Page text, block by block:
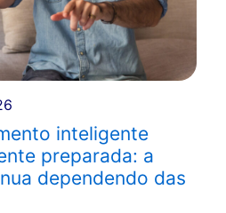
inteligente
preparada: a
dependendo das